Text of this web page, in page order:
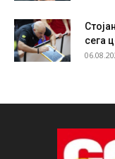
сега